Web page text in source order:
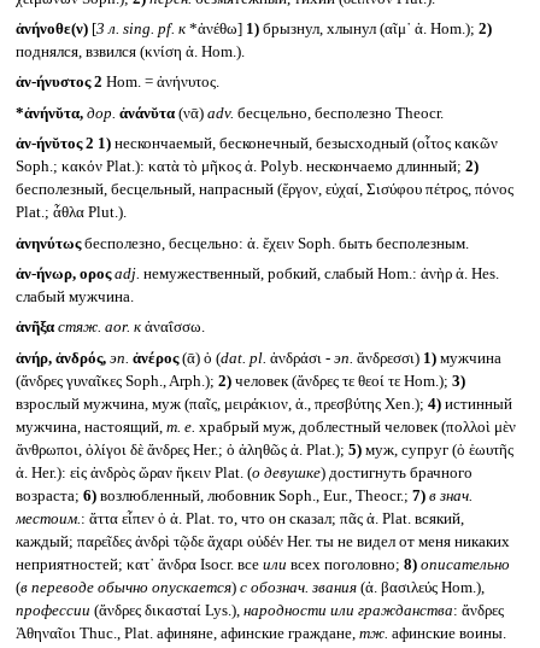
ἀνήνοθε(ν) [3 л. sing. pf. к *ἀνέθω] 1)брызнул, хлынул (αῖμ᾽ ἀ. Hom.); 2)
поднялся, взвился (κνίση ἀ. Hom.).
ἀν-ήνυστος 2 Hom. = ἀνήνυτος.
*ἀνήνῠτα, дор. ἀνάνῠτα(νᾱ) adv. бесцельно, бесполезно Theocr.
ἀν-ήνῠτος 2 1)нескончаемый, бесконечный, безысходный (οἶτος κακῶν
Soph.; κακόν Plat.): κατὰ τὸ μῆκος ἀ. Polyb. нескончаемо длинный; 2)
бесполезный, бесцельный, напрасный (ἔργον, εὐχαί, Σισύφου πέτρος, πόνος
Plat.; ἆθλα Plut.).
ἀνηνύτωςбесполезно, бесцельно: ἀ. ἔχειν Soph. быть бесполезным.
ἀν-ήνωρ, οροςadj. немужественный, робкий, слабый Hom.: ἀνὴρ ἀ. Hes.
слабый мужчина.
ἀνῆξα стяж. aor. кἀναΐσσω.
ἀνήρ, ἀνδρός, эп. ἀνέρος(ᾱ) ὁ (dat. pl. ἀνδράσι - эп. ἄνδρεσσι) 1)мужчина
(ἄνδρες γυναῖκες Soph., Arph.); 2)человек (ἄνδρες τε θεοί τε Hom.); 3)
взрослый мужчина, муж (παῖς, μειράκιον, ἀ., πρεσβύτης Xen.); 4)истинный
мужчина, настоящий, т. е. храбрый муж, доблестный человек (πολλοὶ μὲν
ἄνθρωποι, ὀλίγοι δὲ ἄνδρες Her.; ὁ ἀληθῶς ἀ. Plat.); 5)муж, супруг (ὁ ἑωυτῆς
ἀ. Her.): εἰς ἀνδρὸς ὥραν ἥκειν Plat. (о девушке) достигнуть брачного
возраста; 6)возлюбленный, любовник Soph., Eur., Theocr.; 7) в знач.
местоим. : ἅττα εἶπεν ὁ ἀ. Plat. то, что он сказал; πᾶς ἀ. Plat. всякий,
каждый; παρεῖδες ἀνδρὶ τῷδε ἄχαρι οὐδέν Her. ты не видел от меня никаких
неприятностей; κατ᾽ ἄνδρα Isocr. все или всех поголовно; 8) описательно
(в переводе обычно опускается) с обознач. звания(ἀ. βασιλεύς Hom.),
профессии (ἄνδρες δικασταί Lys.), народности или гражданства: ἄνδρες
Ἀθηναῖοι Thuc., Plat. афиняне, афинские граждане, тж. афинские воины.